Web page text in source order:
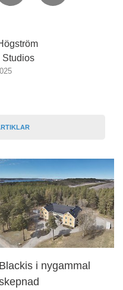
Studios
Blackis i nygammal